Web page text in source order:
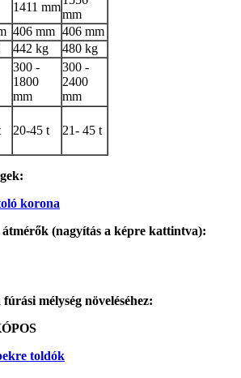
1411 mm
mm
406 mm 406 mm
442 kg
480 kg
300 -
1800
mm
300 -
2400
mm
20-45 t 21- 45 t
(nagyítás a képre kattintva):
mélység növeléséhez: